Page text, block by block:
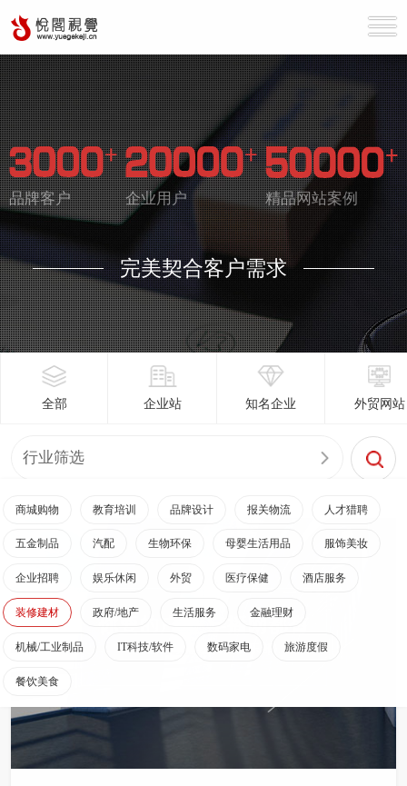
品牌客户 企业用户 精品网站案例
完美契合客户需求
全部 企业站 知名企业 外贸网站
行业筛选
商城购物 教育培训 品牌设计 报关物流 人才猎聘
五金制品 汽配 生物环保 母婴生活用品 服饰美妆
企业招聘 娱乐休闲 外贸 医疗保健 酒店服务
装修建材 政府/地产 生活服务 金融理财
机械/工业制品 IT科技/软件 数码家电 旅游度假
餐饮美食